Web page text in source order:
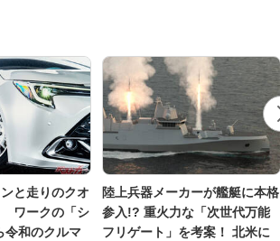
と走りのクオ
ワークの「シ
令和のクルマ
陸上兵器メーカーが艦艇に本格
参入!? 重火力な「次世代万能
フリゲート」を考案！ 北米に